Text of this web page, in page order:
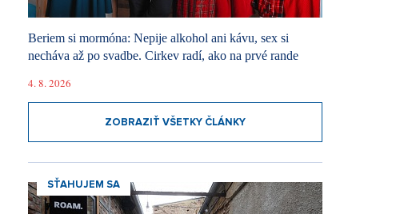
Beriem si mormóna: Nepije alkohol ani kávu, sex si
necháva až po svadbe. Cirkev radí, ako na prvé rande
4. 8. 2026
ZOBRAZIŤ VŠETKY ČLÁNKY
SŤAHUJEM SA